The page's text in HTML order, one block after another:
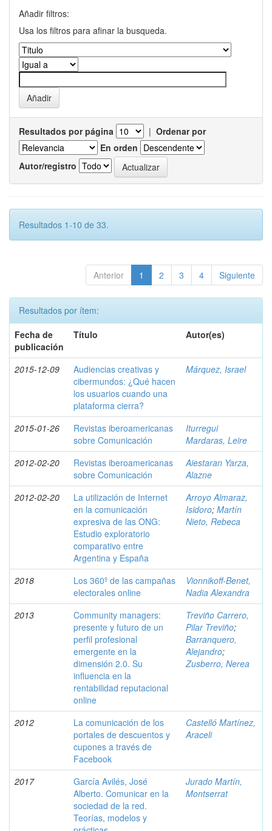
Añadir filtros:
Usa los filtros para afinar la busqueda.
Resultados por página | Ordenar por
En orden
Autor/registro
Resultados 1-10 de 33.
Anterior 1 2 3 4 Siguiente
Resultados por ítem:
Fecha de
publicación
Título Autor(es)
2015-12-09
Audiencias creativas y
cibermundos: ¿Qué hacen
los usuarios cuando una
plataforma cierra?
Márquez, Israel
2015-01-26
Revistas iberoamericanas
sobre Comunicación
Iturregui
Mardaras, Leire
2012-02-20
Revistas iberoamericanas
sobre Comunicación
Aiestaran Yarza,
Alazne
2012-02-20
La utilización de Internet
en la comunicación
expresiva de las ONG:
Estudio exploratorio
comparativo entre
Argentina y España
Arroyo Almaraz,
Isidoro; Martín
Nieto, Rebeca
2018
Los 360º de las campañas
electorales online
Vionnikoff-Benet,
Nadia Alexandra
2013
Community managers:
presente y futuro de un
perfil profesional
emergente en la
dimensión 2.0. Su
influencia en la
rentabilidad reputacional
online
Treviño Carrero,
Pilar Treviño;
Barranquero,
Alejandro;
Zusberro, Nerea
2012
La comunicación de los
portales de descuentos y
cupones a través de
Facebook
Castelló Martínez,
Araceli
2017
García Avilés, José
Alberto. Comunicar en la
sociedad de la red.
Teorías, modelos y
Jurado Martín,
Montserrat